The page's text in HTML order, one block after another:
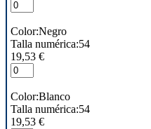
Color:Negro
Talla numérica:54
19,53 €
Color:Blanco
Talla numérica:54
19,53 €